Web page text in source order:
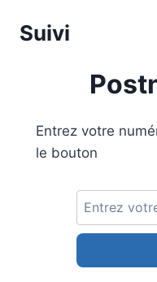
Suivi
Entrez votre
le bouton